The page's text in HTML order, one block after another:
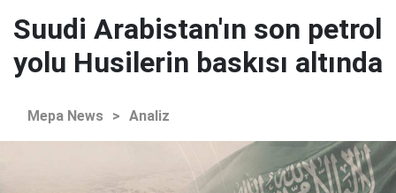
Suudi Arabistan'ın son petrol
yolu Husilerin baskısı altında
Mepa News > Analiz